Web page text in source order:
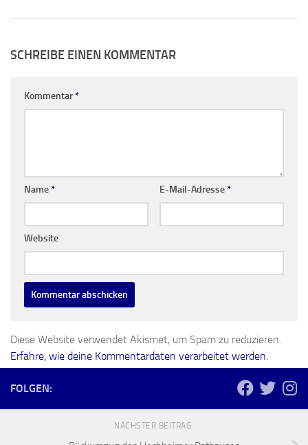
SCHREIBE EINEN KOMMENTAR
Kommentar*
Name* E-Mail-Adresse*
Website
Diese Website verwendet Akismet, um Spam zu reduzieren.
Erfahre, wie deine Kommentardaten verarbeitet werden.
FOLGEN:
NÄCHSTER BEITRAG